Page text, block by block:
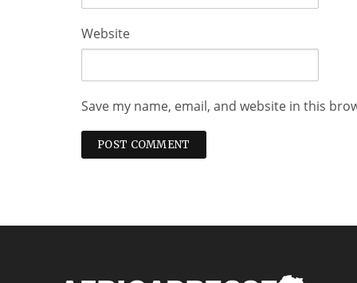
Website
Save my name, email, and website in this